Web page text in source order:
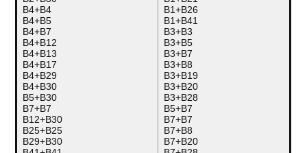
B4+B4
B4+B5
B4+B7
B4+B12
B4+B13
B4+B17
B4+B29
B4+B30
B5+B30
B7+B7
B12+B30
B25+B25
B29+B30
B1+B26
B1+B41
B3+B3
B3+B5
B3+B7
B3+B8
B3+B19
B3+B20
B3+B28
B5+B7
B7+B7
B7+B8
B7+B20